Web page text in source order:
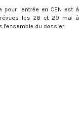
pour l'entrée en CEN est à
les 28 et 29 mai à
l'ensemble du dossier.